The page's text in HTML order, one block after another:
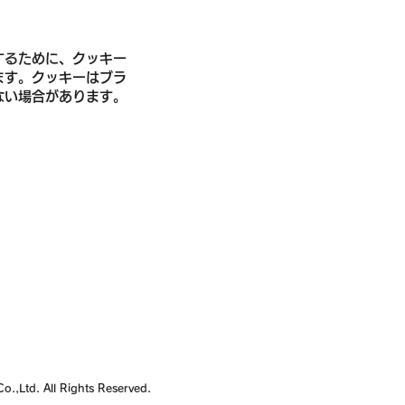
ために、クッキー
。クッキーはブラ
場合があります。
All Rights Reserved.